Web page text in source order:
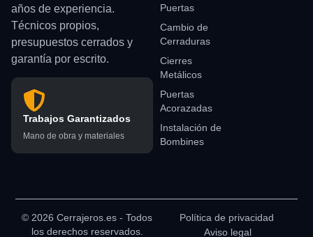
años de experiencia.
Técnicos propios,
presupuestos cerrados y
garantía por escrito.
Trabajos Garantizados
Mano de obra y materiales
Puertas
Cambio de
Cerraduras
Cierres
Metálicos
Puertas
Acorazadas
Instalación de
Bombines
© 2026 Cerrajeros.es - Todos
los derechos reservados.
Política de privacidad
Aviso legal